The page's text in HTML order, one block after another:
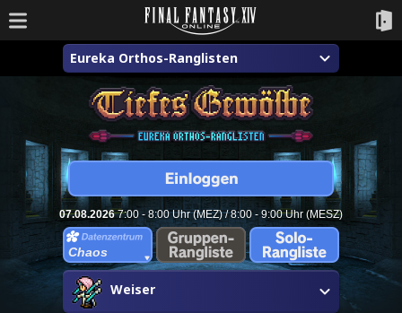
Eureka Orthos-Ranglisten
07.08.20267:00 - 8:00 Uhr (MEZ) / 8:00 - 9:00 Uhr (MESZ)
Chaos
Weiser